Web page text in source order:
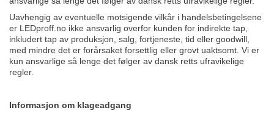
Uavhengig av eventuelle motsigende vilkår i handelsbetingelsene
er LEDproff.no ikke ansvarlig overfor kunden for indirekte tap,
inkludert tap av produksjon, salg, fortjeneste, tid eller goodwill,
med mindre det er forårsaket forsettlig eller grovt uaktsomt. Vi er
kun ansvarlige så lenge det følger av dansk retts ufravikelige
regler.
Informasjon om klageadgang